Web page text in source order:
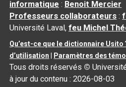
informatique : Benoit Mercier
Professeurs collaborateurs :
Université Laval,feu Michel
Qu’est-ce que le dictionnaire Usito
d’utilisation
Paramètres des
Tous droits réservés ©
à jour du contenu :2026-08-03